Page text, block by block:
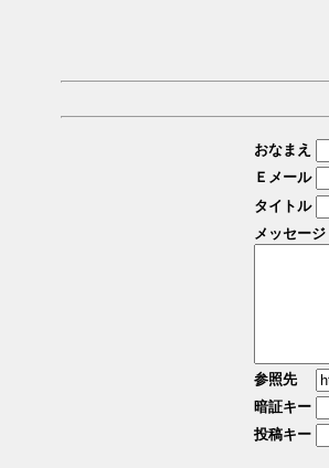
おなまえ
Ｅメール
タイトル
メッセージ
参照先
暗証キー
投稿キー